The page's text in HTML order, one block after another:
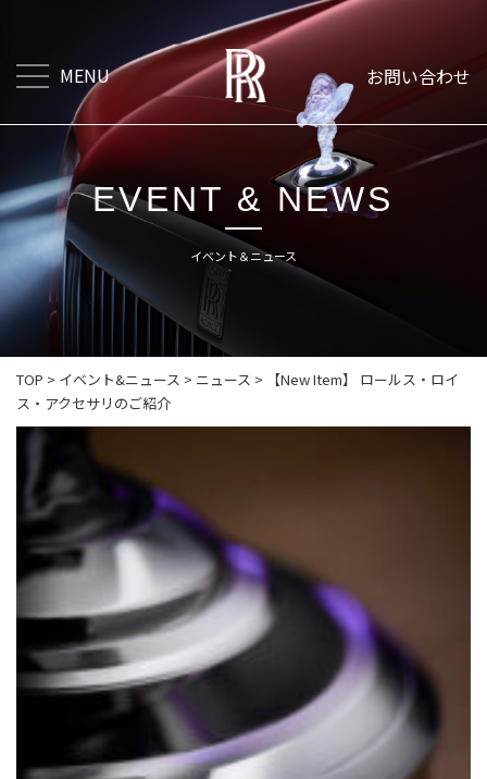
MENU お問い合わせ
EVENT & NEWS
イベント＆ニュース
TOP > イベント&ニュース > ニュース >
【New Item】 ロールス・ロイ
ス・アクセサリのご紹介